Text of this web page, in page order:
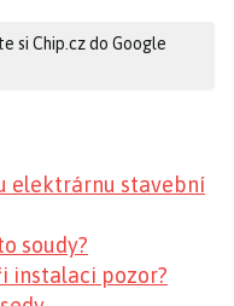
si Chip.cz do Google
elektrárnu stavební
soudy?
instalaci pozor?